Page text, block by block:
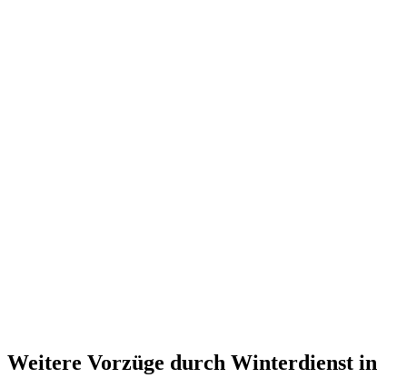
Weitere Vorzüge durch Winterdienst in